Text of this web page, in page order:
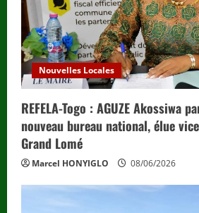
Nouvelles Locales
REFELA-Togo : AGUZE Akossiwa
nouveau bureau national, élue
Grand Lomé
Marcel HONYIGLO 08/06/2026